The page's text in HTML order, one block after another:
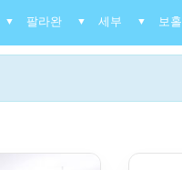
▼ 팔라완 ▼ 세부 ▼ 보홀